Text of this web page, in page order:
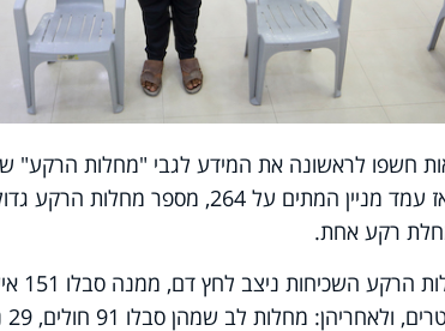
חשפו לראשונה את המידע לגבי "מחלות הרקע"
המשרד, עד 14 במאי, אז עמד מניין המתים על
רקע אחת.